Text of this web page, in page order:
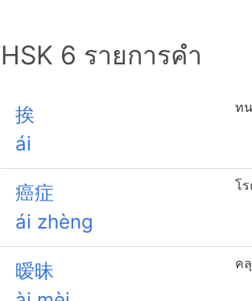
HSK 6 รายการคำ
挨
ái
ท
癌症
ái zhèng
โร
暧昧
ค